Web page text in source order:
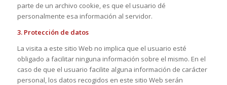
parte de un archivo cookie, es que el usuario dé
personalmente esa información al servidor.
3. Protección de datos
La visita a este sitio Web no implica que el usuario esté
obligado a facilitar ninguna información sobre el mismo. En el
caso de que el usuario facilite alguna información de carácter
personal, los datos recogidos en este sitio Web serán